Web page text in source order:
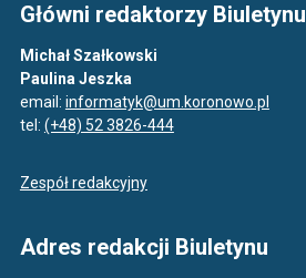
Główni redaktorzy Biuletynu
Michał Szałkowski
Paulina Jeszka
email: informatyk@um.koronowo.pl
tel: (+48) 52 3826-444
Zespół redakcyjny
Adres redakcji Biuletynu